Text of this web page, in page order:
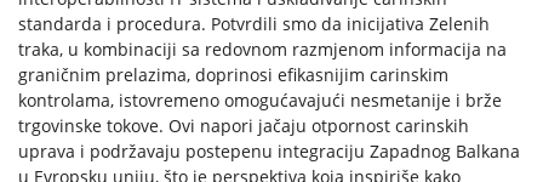
standarda i procedura. Potvrdili smo da inicijativa Zelenih
traka, u kombinaciji sa redovnom razmjenom informacija na
graničnim prelazima, doprinosi efikasnijim carinskim
kontrolama, istovremeno omogućavajući nesmetanije i brže
trgovinske tokove. Ovi napori jačaju otpornost carinskih
uprava i podržavaju postepenu integraciju Zapadnog Balkana
u Evropsku uniju, što je perspektiva koja inspiriše kako